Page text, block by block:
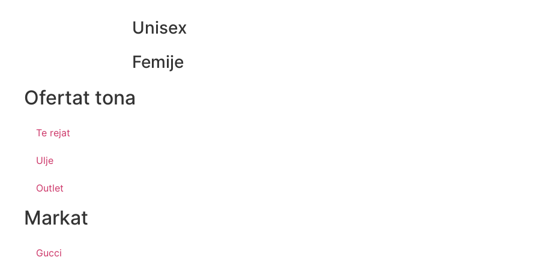
Unisex
Femije
Ofertat tona​
Te rejat
Ulje
Outlet
Markat
Gucci